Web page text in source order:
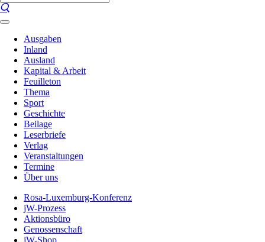
Ausgaben
Inland
Ausland
Kapital & Arbeit
Feuilleton
Thema
Sport
Geschichte
Beilage
Leserbriefe
Verlag
Veranstaltungen
Termine
Über uns
Rosa-Luxemburg-Konferenz
jW-Prozess
Aktionsbüro
Genossenschaft
jW-Shop